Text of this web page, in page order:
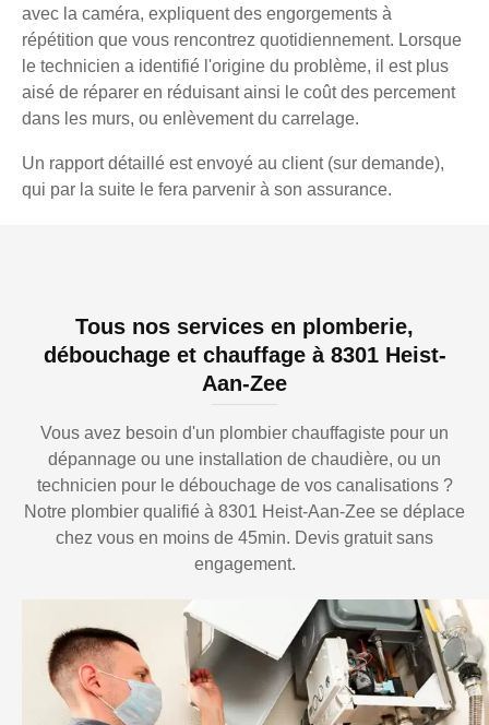
avec la caméra, expliquent des engorgements à
répétition que vous rencontrez quotidiennement. Lorsque
le technicien a identifié l'origine du problème, il est plus
aisé de réparer en réduisant ainsi le coût des percement
dans les murs, ou enlèvement du carrelage.
Un rapport détaillé est envoyé au client (sur demande),
qui par la suite le fera parvenir à son assurance.
Tous nos services en plomberie,
débouchage et chauffage à 8301 Heist-
Aan-Zee
Vous avez besoin d'un plombier chauffagiste pour un
dépannage ou une installation de chaudière, ou un
technicien pour le débouchage de vos canalisations ?
Notre plombier qualifié à 8301 Heist-Aan-Zee se déplace
chez vous en moins de 45min. Devis gratuit sans
engagement.